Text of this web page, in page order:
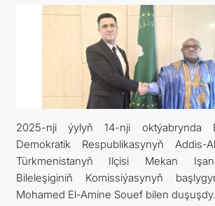
KONSULLYK HYZMATLARY
KABUL EDILIŞIGE
DIM
SYÝAHATÇYLYK
ARAGATNAŞYK
2025-nji ýylyň 14-nji oktýabrynda
Demokratik Respublikasynyň Addis-
Türkmenistanyň Ilçisi Mekan
Bileleşiginiň Komissiýasynyň
Mohamed El-Amine Souef bilen duşuşdy.